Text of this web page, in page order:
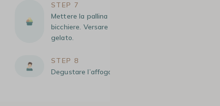
STEP 7
Mettere la pallina di gelato alla vaniglia nel
bicchiere. Versare il caffè caldo sulla pallina di
gelato.
STEP 8
Degustare l’affogato appena fatto!